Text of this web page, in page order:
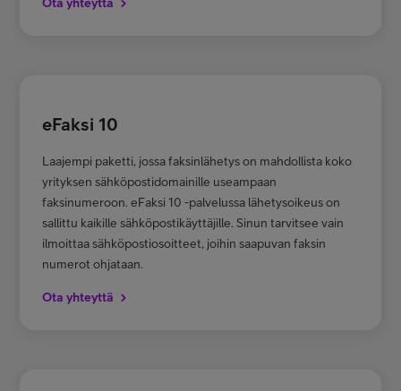
Ota yhteyttä
eFaksi 10
Laajempi paketti, jossa faksinlähetys on mahdollista koko
yrityksen sähköpostidomainille useampaan
faksinumeroon. eFaksi 10 -palvelussa lähetysoikeus on
sallittu kaikille sähköpostikäyttäjille. Sinun tarvitsee vain
ilmoittaa sähköpostiosoitteet, joihin saapuvan faksin
numerot ohjataan.
Ota yhteyttä